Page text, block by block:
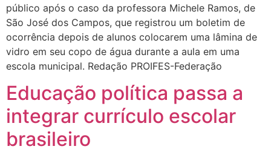
público após o caso da professora Michele Ramos, de
São José dos Campos, que registrou um boletim de
ocorrência depois de alunos colocarem uma lâmina de
vidro em seu copo de água durante a aula em uma
escola municipal. Redação PROIFES-Federação
Educação política passa a
integrar currículo escolar
brasileiro